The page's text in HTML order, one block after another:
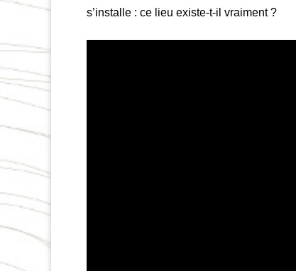
s’installe : ce lieu existe-t-il vraiment ?